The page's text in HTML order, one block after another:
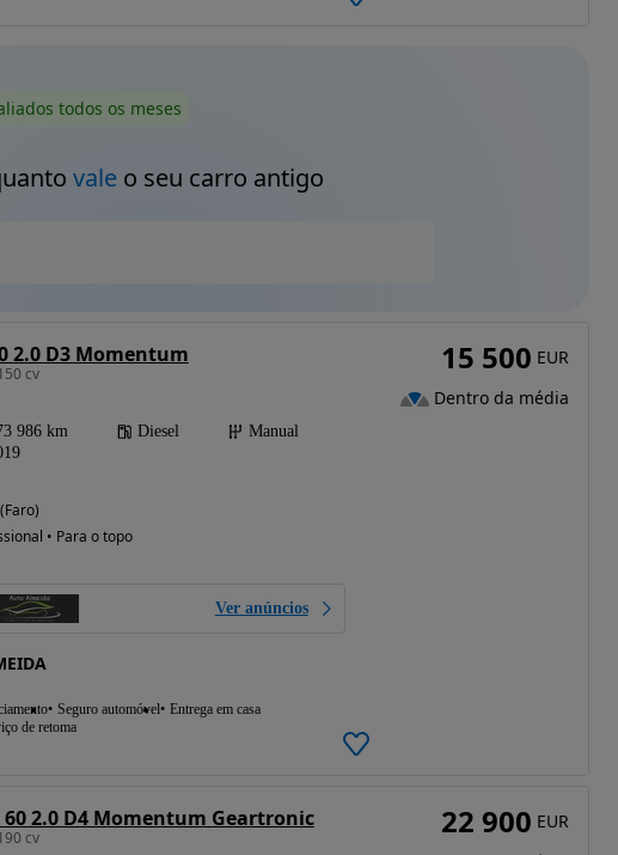
todos os meses
valeo seu carro antigo
2.0 D3 Momentum
cv
986 km Diesel
Manual
• Para o topo
Ver anúncios
Seguro automóvel Entrega em casa
de retoma
15 500 EUR
Dentro da média
60 2.0 D4 Momentum Geartronic
cv 22 900 EUR